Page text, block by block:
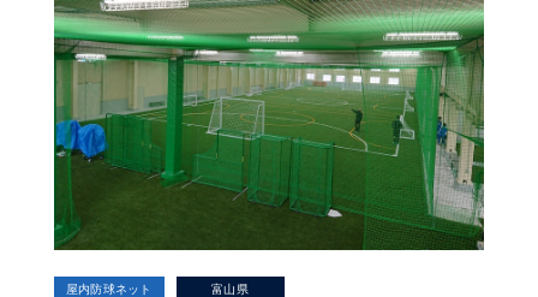
屋内防球ネット 富山県